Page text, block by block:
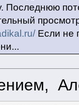
Последнюю
Если не